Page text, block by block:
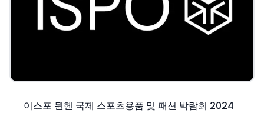
이스포 뮌헨 국제 스포츠용품 및 패션 박람회 2024